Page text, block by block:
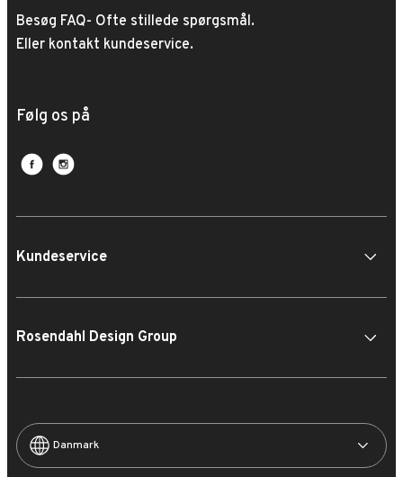
Besøg FAQ- Ofte stillede spørgsmål.
Eller kontakt kundeservice.
Følg os på
Kundeservice
Rosendahl Design Group
Danmark